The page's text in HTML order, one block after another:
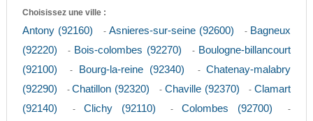
Choisissez une ville :
Antony (92160) -Asnieres-sur-seine (92600) - Bagneux
(92220)
- Bois-colombes (92270) - Boulogne-billancourt
(92100)
- Bourg-la-reine (92340) -Chatenay-malabry
(92290)
-Chatillon (92320) - Chaville (92370) -Clamart
(92140)
- Clichy (92110) -Colombes (92700) -